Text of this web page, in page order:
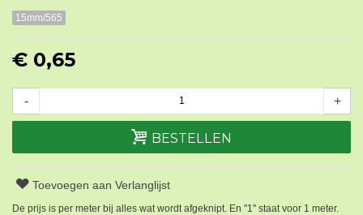
15mm/565
€ 0,65
- +
BESTELLEN
Toevoegen aan Verlanglijst
De prijs is per meter bij alles wat wordt afgeknipt. En "1" staat voor 1 meter.